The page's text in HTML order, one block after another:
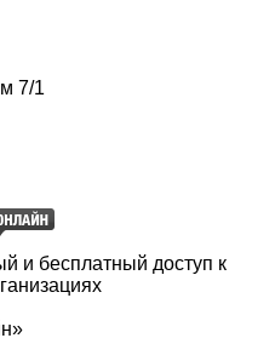
7/1
и бесплатный доступ к